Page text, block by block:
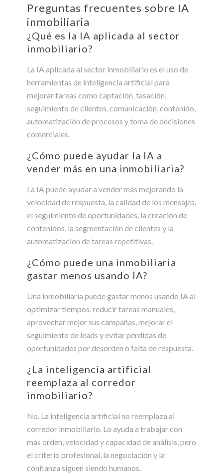
Preguntas frecuentes sobre IA
inmobiliaria
¿Qué es la IA aplicada al sector
inmobiliario?
La IA aplicada al sector inmobiliario es el uso de
herramientas de inteligencia artificial para
mejorar tareas como captación, tasación,
seguimiento de clientes, comunicación, contenido,
automatización de procesos y toma de decisiones
comerciales.
¿Cómo puede ayudar la IA a
vender más en una inmobiliaria?
La IA puede ayudar a vender más mejorando la
velocidad de respuesta, la calidad de los mensajes,
el seguimiento de oportunidades, la creación de
contenidos, la segmentación de clientes y la
automatización de tareas repetitivas.
¿Cómo puede una inmobiliaria
gastar menos usando IA?
Una inmobiliaria puede gastar menos usando IA al
optimizar tiempos, reducir tareas manuales,
aprovechar mejor sus campañas, mejorar el
seguimiento de leads y evitar pérdidas de
oportunidades por desorden o falta de respuesta.
¿La inteligencia artificial
reemplaza al corredor
inmobiliario?
No. La inteligencia artificial no reemplaza al
corredor inmobiliario. Lo ayuda a trabajar con
más orden, velocidad y capacidad de análisis, pero
el criterio profesional, la negociación y la
confianza siguen siendo humanos.